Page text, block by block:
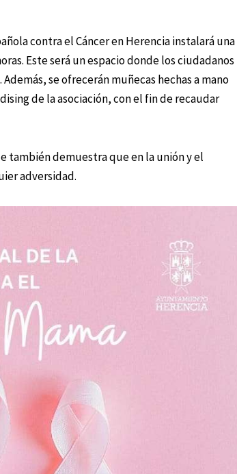
contra el Cáncer en Herencia instalará una
Este será un espacio donde los ciudadanos
se ofrecerán muñecas hechas a mano
de la asociación, con el fin de recaudar
también demuestra que en la unión y el
adversidad.